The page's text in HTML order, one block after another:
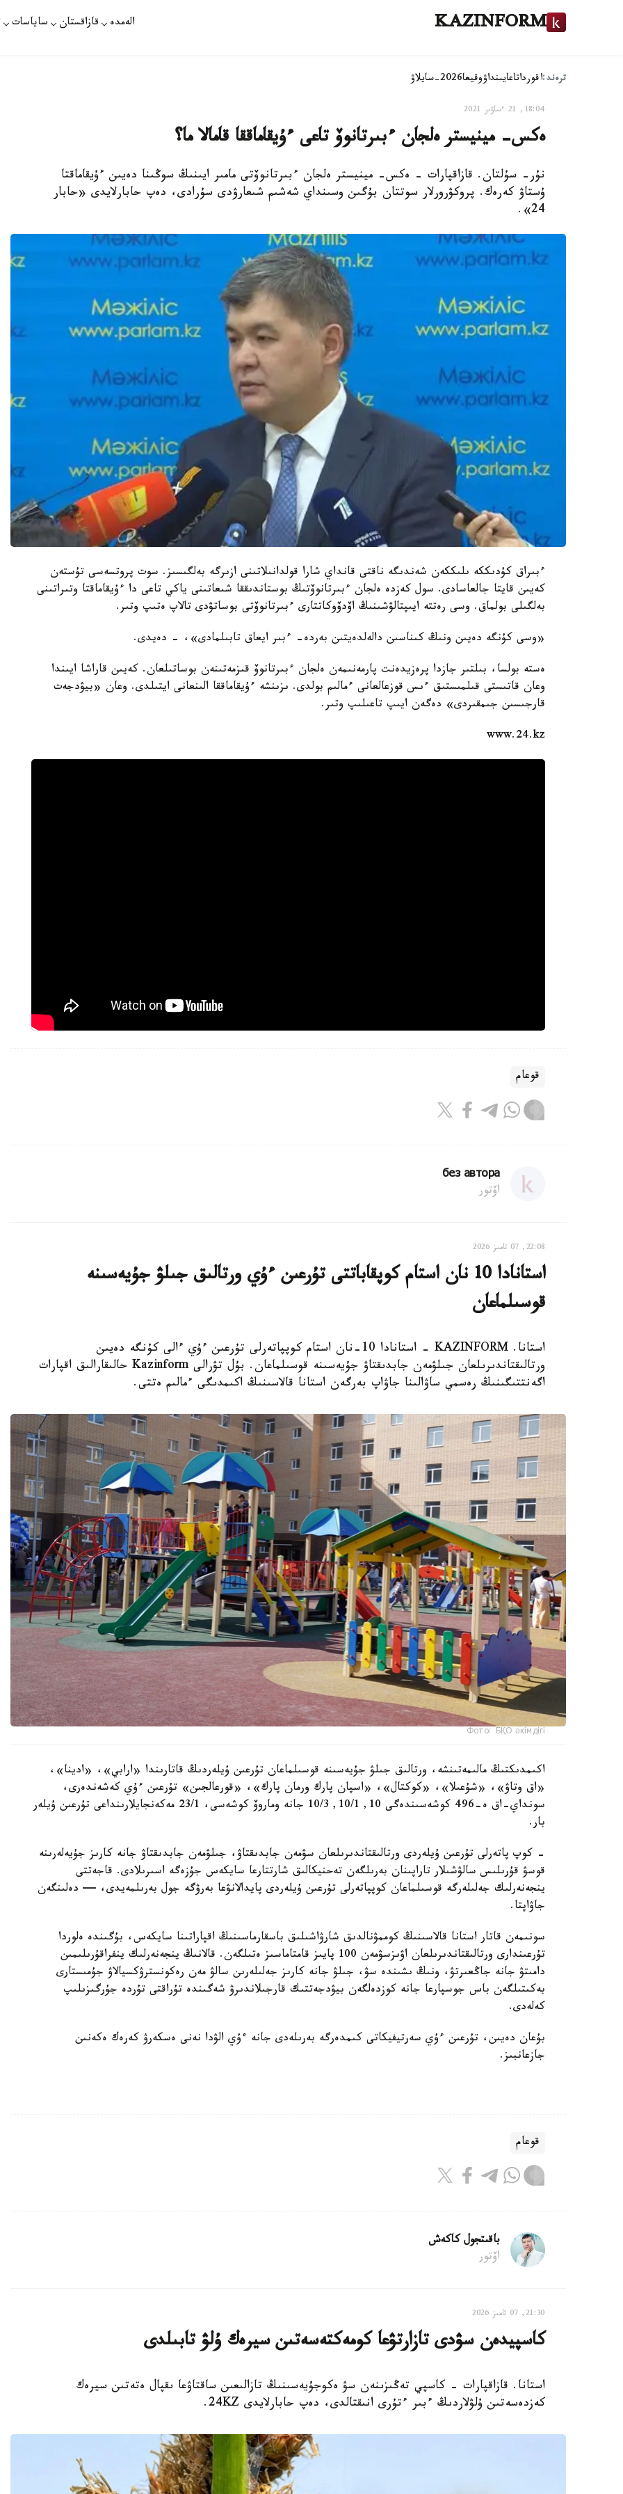
KAZINFORM الەمدە قازاقستان ساياسات
ترەند:اقورداتاعايىنداۋوقيعا2026-سايلاۋ
18:04, 21 ءساۋىر 2021
ەكس- مينيستر ەلجان ءبىرتانوۆ تاعى ءۇيقاماققا قامالا ما؟
نۇر- سۇلتان. قازاقپارات - ەكس- مينيستر ەلجان ءبىرتانوۆتى مامىر ايىنىڭ سوڭىنا دەيىن ءۇيقاماقتا
ۇستاۋ كەرەك. پروكۋرورلار سوتتان بۇگىن وسىنداي شەشىم شىعارۋدى سۇرادى، دەپ حابارلايدى «حابار
24».
ءبىراق كۇدىككە ىلىككەن شەندىگە ناقتى قانداي شارا قولدانىلاتىنى ازىرگە بەلگىسىز. سوت پروتسەسى تۇستەن
كەيىن قايتا جالعاسادى. سول كەزدە ەلجان ءبىرتانوۆتىڭ بوستاندىققا شىعاتىنى ياكي تاعى دا ءۇيقاماقتا وتىراتىنى
بەلگىلى بولماق. وسى رەتتە ايىپتالۋشىنىڭ اۆدۆوكاتتارى ءبىرتانوۆتى بوساتۋدى تالاپ ەتىپ وتىر.
«وسى كۇنگە دەيىن ونىڭ كىناسىن دالەلدەيتىن بەردە- ءبىر ايعاق تابىلمادى»، - دەيدى.
ەستە بولسا، بىلتىر جازدا پرەزيدەنت پارمەنىمەن ەلجان ءبىرتانوۆ قىزمەتىنەن بوساتىلعان. كەيىن قاراشا ايىندا
وعان قاتىستى قىلمىستىق ءىس قوزعالعانى ءمالىم بولدى. ىزىنشە ءۇيقاماققا الىنعانى ايتىلدى. وعان «بيۋدجەت
قارجىسىن جىمقىردى» دەگەن ايىپ تاعىلىپ وتىر.
www.24.kz
قوعام
без автора
اۆتور
22:08, 07 تامىز 2026
استانادا 10 نان استام كوپقاباتتى تۇرعىن ءۇي ورتالىق جىلۋ جۇيەسىنە
قوسىلماعان
استانا. KAZINFORM - استانادا 10-نان استام كوپپاتەرلى تۇرعىن ءۇي ءالى كۇنگە دەيىن
ورتالىقتاندىرىلعان جىلۋمەن جابدىقتاۋ جۇيەسىنە قوسىلماعان. بۇل تۋرالى Kazinform حالىقارالىق اقپارات
اگەنتتىگىنىڭ رەسمي ساۋالىنا جاۋاپ بەرگەن استانا قالاسىنىڭ اكىمدىگى ءمالىم ەتتى.
Фото: БҚО әкімдігі
اكىمدىكتىڭ مالىمەتىنشە، ورتالىق جىلۋ جۇيەسىنە قوسىلماعان تۇرعىن ۇيلەردىڭ قاتارىندا «ارابي»، «ادينا»،
«اق وتاۋ»، «شۇعىلا»، «كوكتال»، «اسپان پارك ورمان پارك»، «قورعالجىن» تۇرعىن ءۇي كەشەندەرى،
سونداي-اق ە-496 كوشەسىندەگى 10, 10/1, 10/3 جانە وماروۆ كوشەسى، 23/1 مەكەنجايلارىنداعى تۇرعىن ۇيلەر
بار.
- كوپ پاتەرلى تۇرعىن ۇيلەردى ورتالىقتاندىرىلعان سۋمەن جابدىقتاۋ، جىلۋمەن جابدىقتاۋ جانە كارىز جۇيەلەرىنە
قوسۋ قۇرىلىس سالۋشىلار تاراپىنان بەرىلگەن تەحنيكالىق شارتتارعا سايكەس جۇزەگە اسىرىلادى. قاجەتتى
ينجەنەرلىك جەلىلەرگە قوسىلماعان كوپپاتەرلى تۇرعىن ۇيلەردى پايدالانۋعا بەرۋگە جول بەرىلمەيدى، — دەلىنگەن
جاۋاپتا.
سونىمەن قاتار استانا قالاسىنىڭ كوممۋنالدىق شارۋاشىلىق باسقارماسىنىڭ اقپاراتىنا سايكەس، بۇگىندە ەلوردا
تۇرعىندارى ورتالىقتاندىرىلعان اۋىزسۋمەن 100 پايىز قامتاماسىز ەتىلگەن. قالانىڭ ينجەنەرلىك ينفراقۇرىلىمىن
دامىتۋ جانە جاڭعىرتۋ، ونىڭ ىشىندە سۋ، جىلۋ جانە كارىز جەلىلەرىن سالۋ مەن رەكونسترۋكسيالاۋ جۇمىستارى
بەكىتىلگەن باس جوسپارعا جانە كوزدەلگەن بيۋدجەتتىك قارجىلاندىرۋ شەگىندە تۇراقتى تۇردە جۇرگىزىلىپ
كەلەدى.
بۇعان دەيىن، تۇرعىن ءۇي سەرتيفيكاتى كىمدەرگە بەرىلەدى جانە ءۇي الۋدا نەنى ەسكەرۋ كەرەك ەكەنىن
جازعانبىز.
قوعام
باقىتجول كاكەش
اۆتور
21:30, 07 تامىز 2026
كاسپيدەن سۋدى تازارتۋعا كومەكتەسەتىن سيرەك ۇلۋ تابىلدى
استانا. قازاقپارات - كاسپي تەڭىزىنەن سۋ ەكوجۇيەسىنىڭ تازالىعىن ساقتاۋعا ىقپال ەتەتىن سيرەك
كەزدەسەتىن ۇلۋلاردىڭ ءبىر ءتۇرى انىقتالدى، دەپ حابارلايدى 24KZ.